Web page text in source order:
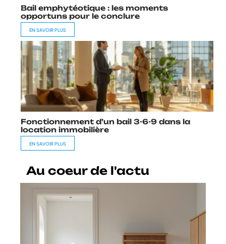
Bail emphytéotique : les moments
opportuns pour le conclure
EN SAVOIR PLUS
Fonctionnement d’un bail 3-6-9 dans la
location immobilière
EN SAVOIR PLUS
Au coeur de l'actu